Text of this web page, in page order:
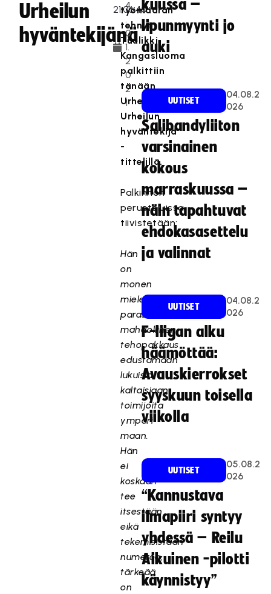
Urheilun
hyväntekijänä
4
.
0
1.
2
0
2
1
työmäärän
tehnyt
Tuulikki
Kangasluoma
palkittiin
tänään
Urheilugaalassa
Urheilun
hyväntekijä
-
tittelillä.
Palkinnon
perusteluissa
tiivistetään:
Hän
on
monen
mielestä
paras
mahdollinen
tehopakkaus
edustamaan
lukuisia
kaltaisiaan
toimijoita
ympäri
maan.
Hän
ei
koskaan
tee
itsestään
eikä
tekemisistään
numeroa,
tärkeää
on
kuussa –
lipunmyynti jo
auki
UUTISET
04.08.2
026
Salibandyliiton
varsinainen
kokous
marraskuussa –
näin tapahtuvat
ehdokasasettelu
ja valinnat
UUTISET
04.08.2
026
F-liigan alku
häämöttää:
Avauskierrokset
syyskuun toisella
viikolla
UUTISET
05.08.2
026
“Kannustava
ilmapiiri syntyy
yhdessä – Reilu
Aikuinen -pilotti
käynnistyy”